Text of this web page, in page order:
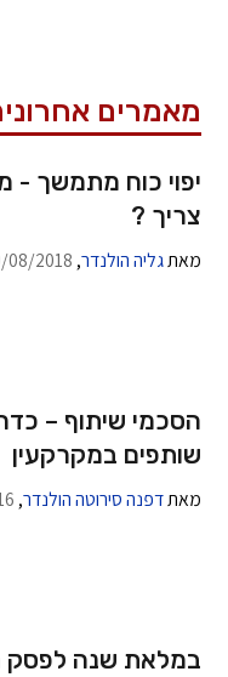
מאמרים
יפוי כוח מתמשך -
צריך ?
מאתגליה הולנדר,
08/2018
הסכמי שיתוף –
שותפים במקרקעין
מאתדפנה סירוטה הולנדר,
במלאת שנה לפסק